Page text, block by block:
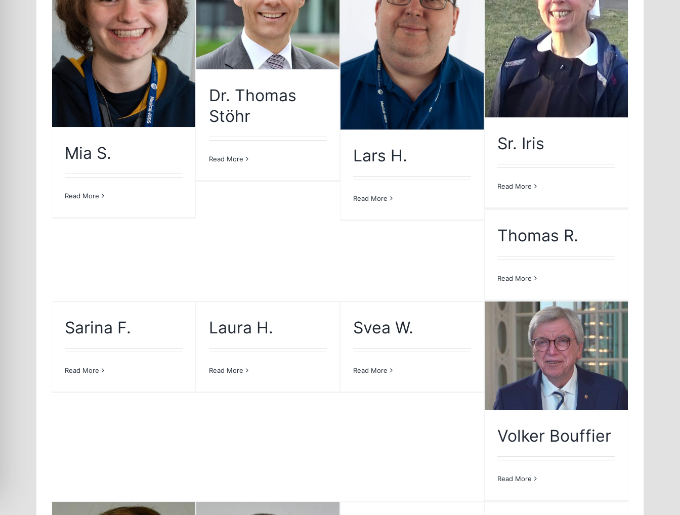
Mia S.
Read More
Dr. Thomas
Stöhr
Read More Lars H.
Read More
Sr. Iris
Read More
Thomas R.
Read More
Sarina F.
Read More
Laura H.
Read More
Svea W.
Read More
Volker Bouffier
Read More